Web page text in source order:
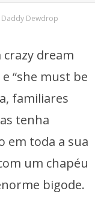
Daddy Dewdrop
crazy dream
“she must be
familiares
tenha
em toda a sua
um chapéu
bigode.